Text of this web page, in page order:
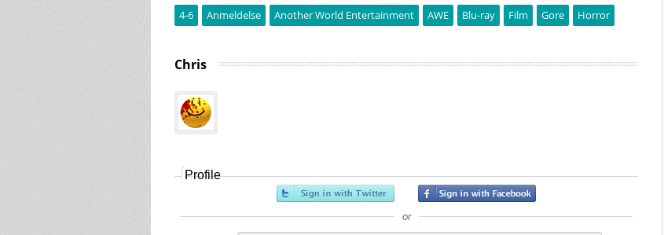
4-6 Anmeldelse Another World Entertainment AWE Blu-ray Film Gore Horror
Chris
Profile
or